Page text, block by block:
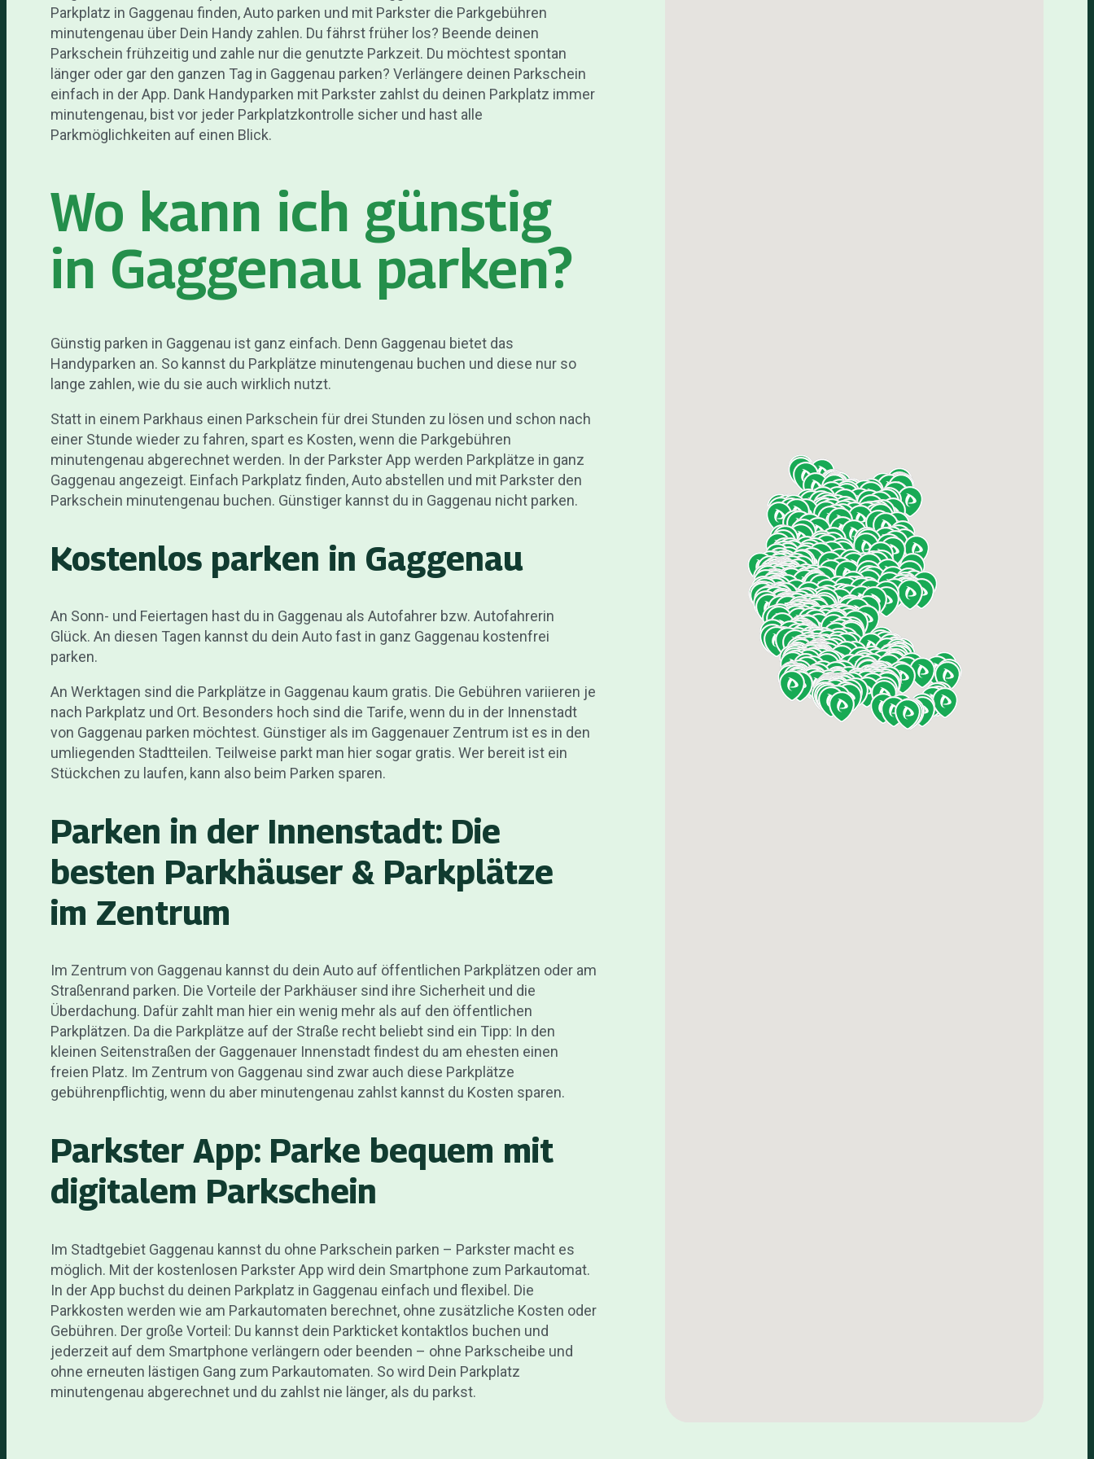
Parkplatz in Gaggenau finden, Auto parken und mit Parkster die Parkgebühren
minutengenau über Dein Handy zahlen. Du fährst früher los? Beende deinen
Parkschein frühzeitig und zahle nur die genutzte Parkzeit. Du möchtest spontan
länger oder gar den ganzen Tag in Gaggenau parken? Verlängere deinen Parkschein
einfach in der App. Dank Handyparken mit Parkster zahlst du deinen Parkplatz immer
minutengenau, bist vor jeder Parkplatzkontrolle sicher und hast alle
Parkmöglichkeiten auf einen Blick.
Wo kann ich günstig
in Gaggenau parken?
Günstig parken in Gaggenau ist ganz einfach. Denn Gaggenau bietet das
Handyparken an. So kannst du Parkplätze minutengenau buchen und diese nur so
lange zahlen, wie du sie auch wirklich nutzt.
Statt in einem Parkhaus einen Parkschein für drei Stunden zu lösen und schon nach
einer Stunde wieder zu fahren, spart es Kosten, wenn die Parkgebühren
minutengenau abgerechnet werden. In der Parkster App werden Parkplätze in ganz
Gaggenau angezeigt. Einfach Parkplatz finden, Auto abstellen und mit Parkster den
Parkschein minutengenau buchen. Günstiger kannst du in Gaggenau nicht parken.
Kostenlos parken in Gaggenau
An Sonn- und Feiertagen hast du in Gaggenau als Autofahrer bzw. Autofahrerin
Glück. An diesen Tagen kannst du dein Auto fast in ganz Gaggenau kostenfrei
parken.
An Werktagen sind die Parkplätze in Gaggenau kaum gratis. Die Gebühren variieren je
nach Parkplatz und Ort. Besonders hoch sind die Tarife, wenn du in der Innenstadt
von Gaggenau parken möchtest. Günstiger als im Gaggenauer Zentrum ist es in den
umliegenden Stadtteilen. Teilweise parkt man hier sogar gratis. Wer bereit ist ein
Stückchen zu laufen, kann also beim Parken sparen.
Parken in der Innenstadt: Die
besten Parkhäuser & Parkplätze
im Zentrum
Im Zentrum von Gaggenau kannst du dein Auto auf öffentlichen Parkplätzen oder am
Straßenrand parken. Die Vorteile der Parkhäuser sind ihre Sicherheit und die
Überdachung. Dafür zahlt man hier ein wenig mehr als auf den öffentlichen
Parkplätzen. Da die Parkplätze auf der Straße recht beliebt sind ein Tipp: In den
kleinen Seitenstraßen der Gaggenauer Innenstadt findest du am ehesten einen
freien Platz. Im Zentrum von Gaggenau sind zwar auch diese Parkplätze
gebührenpflichtig, wenn du aber minutengenau zahlst kannst du Kosten sparen.
Parkster App: Parke bequem mit
digitalem Parkschein
Im Stadtgebiet Gaggenau kannst du ohne Parkschein parken – Parkster macht es
möglich. Mit der kostenlosen Parkster App wird dein Smartphone zum Parkautomat.
In der App buchst du deinen Parkplatz in Gaggenau einfach und flexibel. Die
Parkkosten werden wie am Parkautomaten berechnet, ohne zusätzliche Kosten oder
Gebühren. Der große Vorteil: Du kannst dein Parkticket kontaktlos buchen und
jederzeit auf dem Smartphone verlängern oder beenden – ohne Parkscheibe und
ohne erneuten lästigen Gang zum Parkautomaten. So wird Dein Parkplatz
minutengenau abgerechnet und du zahlst nie länger, als du parkst.